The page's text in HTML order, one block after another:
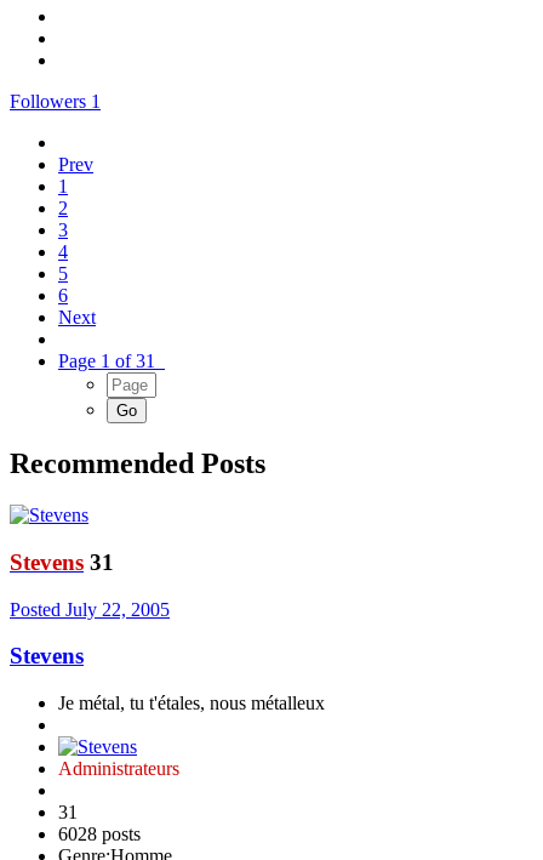
Followers 1
Prev
1
2
3
4
5
6
Next
Page 1 of 31
Recommended Posts
Stevens 31
Posted July 22, 2005
Stevens
Je métal, tu t'étales, nous métalleux
Administrateurs
31
6028 posts
Genre:Homme